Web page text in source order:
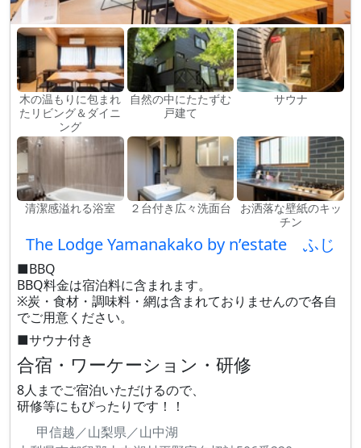
木の温もりに包まれ
たリビング＆ダイニ
ング
自然の中にたたずむ
戸建て
サウナ
清潔感溢れる浴室 ２台付き広々洗面台
お洒落な壁紙のキッ
チン
The Lodge Yamanakako by n’estate ふじ
■BBQ
BBQ料金は宿泊料に含まれます。
※炭・食材・調味料・網は含まれておりませんので各自
でご用意ください。
■サウナ付き
合宿・ワーケーション・研修
8人までご宿泊いただけるので、
研修等にもぴったりです！！
甲信越／山梨県／山中湖